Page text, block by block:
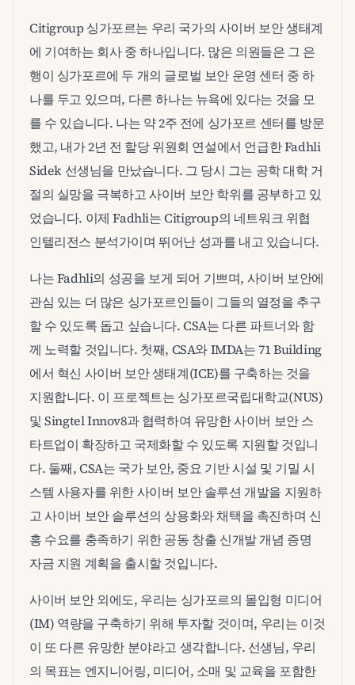
Citigroup 싱가포르는 우리 국가의 사이버 보안 생태계
에 기여하는 회사 중 하나입니다. 많은 의원들은 그 은
행이 싱가포르에 두 개의 글로벌 보안 운영 센터 중 하
나를 두고 있으며, 다른 하나는 뉴욕에 있다는 것을 모
를 수 있습니다. 나는 약 2주 전에 싱가포르 센터를 방문
했고, 내가 2년 전 할당 위원회 연설에서 언급한 Fadhli
Sidek 선생님을 만났습니다. 그 당시 그는 공학 대학 거
절의 실망을 극복하고 사이버 보안 학위를 공부하고 있
었습니다. 이제 Fadhli는 Citigroup의 네트워크 위협
인텔리전스 분석가이며 뛰어난 성과를 내고 있습니다.
나는 Fadhli의 성공을 보게 되어 기쁘며, 사이버 보안에
관심 있는 더 많은 싱가포르인들이 그들의 열정을 추구
할 수 있도록 돕고 싶습니다. CSA는 다른 파트너와 함
께 노력할 것입니다. 첫째, CSA와 IMDA는 71 Building
에서 혁신 사이버 보안 생태계(ICE)를 구축하는 것을
지원합니다. 이 프로젝트는 싱가포르국립대학교(NUS)
및 Singtel Innov8과 협력하여 유망한 사이버 보안 스
타트업이 확장하고 국제화할 수 있도록 지원할 것입니
다. 둘째, CSA는 국가 보안, 중요 기반 시설 및 기밀 시
스템 사용자를 위한 사이버 보안 솔루션 개발을 지원하
고 사이버 보안 솔루션의 상용화와 채택을 촉진하며 신
흥 수요를 충족하기 위한 공동 창출 신개발 개념 증명
자금 지원 계획을 출시할 것입니다.
사이버 보안 외에도, 우리는 싱가포르의 몰입형 미디어
(IM) 역량을 구축하기 위해 투자할 것이며, 우리는 이것
이 또 다른 유망한 분야라고 생각합니다. 선생님, 우리
의 목표는 엔지니어링, 미디어, 소매 및 교육을 포함한